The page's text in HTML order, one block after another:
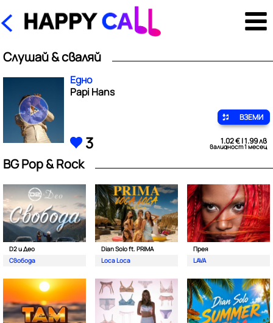
Слушай & сваляй
Едно
Papi Hans
ВЗЕМИ
3 1.02 € | 1.99 лв
валидност 1 месец
BG Pop & Rock
D2 и Део
Свобода
Dian Solo ft. PRIMA
Loca Loca
Прея
LAVA